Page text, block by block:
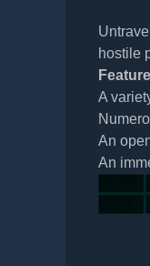
hostile
A
An
An